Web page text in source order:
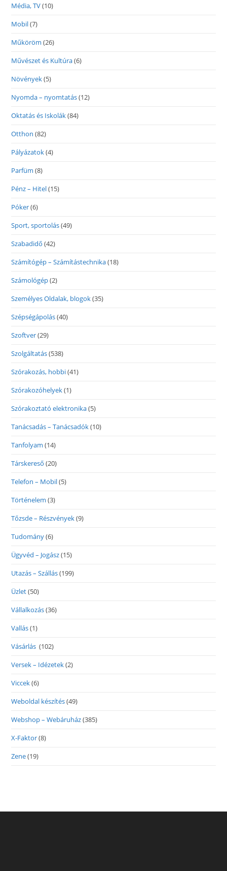
Média, TV(10)
Mobil(7)
Műköröm (26)
Művészet és Kultúra(6)
Növények(5)
Nyomda – nyomtatás(12)
Oktatás és Iskolák(84)
Otthon (82)
Pályázatok(4)
Parfüm (8)
Pénz – Hitel(15)
Póker(6)
Sport, sportolás(49)
Szabadidő (42)
Számítógép – Számítástechnika(18)
Számológép(2)
Személyes Oldalak, blogok(35)
Szépségápolás(40)
Szoftver(29)
Szolgáltatás(538)
Szórakozás, hobbi(41)
Szórakozóhelyek(1)
Szórakoztató elektronika(5)
Tanácsadás – Tanácsadók(10)
Tanfolyam (14)
Társkereső (20)
Telefon – Mobil(5)
Történelem (3)
Tőzsde – Részvények(9)
Tudomány(6)
Ügyvéd – Jogász(15)
Utazás – Szállás(199)
Üzlet(50)
Vállalkozás(36)
Vallás(1)
Vásárlás (102)
Versek – Idézetek(2)
Viccek(6)
Weboldal készítés(49)
Webshop – Webáruház(385)
X-Faktor(8)
Zene(19)